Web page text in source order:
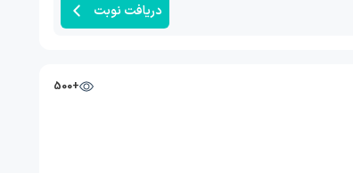
دریافت نوبت
+500